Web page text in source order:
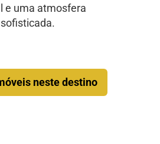
e uma atmosfera
sofisticada.
neste destino